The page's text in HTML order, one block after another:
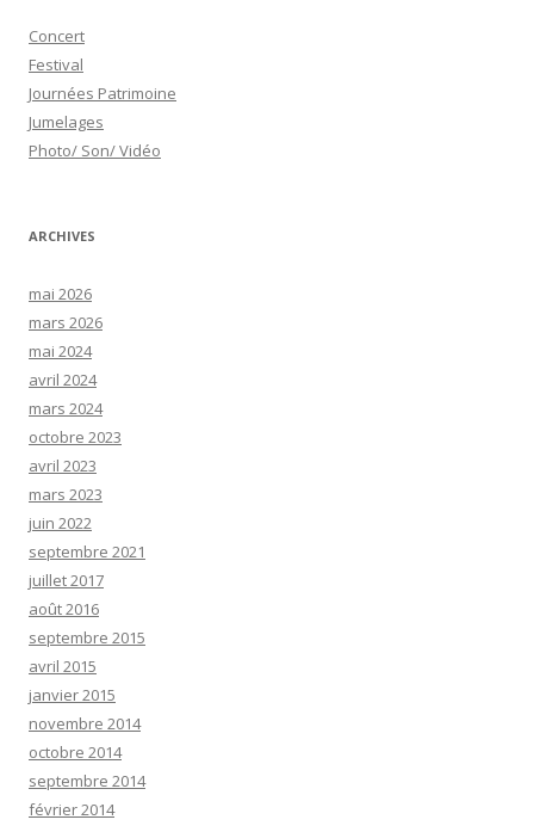
Concert
Festival
Journées Patrimoine
Jumelages
Photo/ Son/ Vidéo
ARCHIVES
mai 2026
mars 2026
mai 2024
avril 2024
mars 2024
octobre 2023
avril 2023
mars 2023
juin 2022
septembre 2021
juillet 2017
août 2016
septembre 2015
avril 2015
janvier 2015
novembre 2014
octobre 2014
septembre 2014
février 2014